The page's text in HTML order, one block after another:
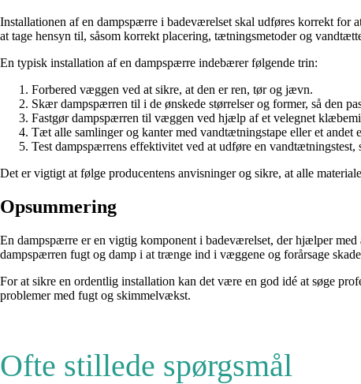
Installationen af en dampspærre i badeværelset skal udføres korrekt for
at tage hensyn til, såsom korrekt placering, tætningsmetoder og
En typisk installation af en dampspærre indebærer følgende trin:
Forbered væggen ved at sikre, at den er ren, tør og jævn.
Skær dampspærren til i de ønskede størrelser og former, så den
Fastgør dampspærren til væggen ved hjælp af et velegnet
Tæt alle samlinger og kanter med vandtætningstape eller et
Test dampspærrens effektivitet ved at udføre en
Det er vigtigt at følge producentens anvisninger og sikre, at alle
Opsummering
En dampspærre er en vigtig komponent i badeværelset, der hjælper
dampspærren fugt og damp i at trænge ind i væggene og forårsage
For at sikre en ordentlig installation kan det være en god idé at søge
problemer med fugt og skimmelvækst.
Ofte stillede spørgsmål